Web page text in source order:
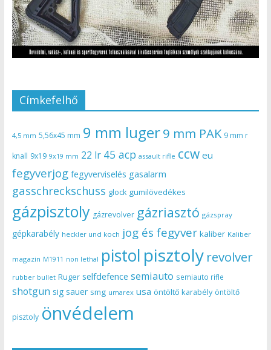
Címkefelhő
4,5 mm 5,56x45 mm 9 mm luger9 mm PAK 9 mm r
knall 9x19 9x19 mm 22 lr 45 acp assault rifle ccw eu
fegyverjog fegyverviselés gasalarm
gasschreckschuss glock gumilövedékes
gázpisztoly gázrevolver gázriasztó gázspray
gépkarabély heckler und koch jog és fegyver kaliber Kaliber
magazin M1911 non lethal pistol pisztoly revolver
rubber bullet Ruger selfdefence semiauto semiauto rifle
shotgun sig sauer smg umarex usa öntöltő karabély öntöltő
pisztoly önvédelem